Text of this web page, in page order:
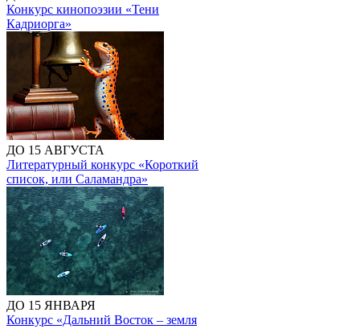
Конкурс кинопоэзии «Тени
Кадриорга»
ДО 15 АВГУСТА
Литературный конкурс «Короткий
список, или Саламандра»
ДО 15 ЯНВАРЯ
Конкурс «Дальний Восток – земля